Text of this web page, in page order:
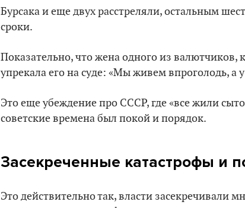
Бурсака и еще двух расстреляли, остальным
сроки.
Показательно, что жена одного из
упрекала его на суде: «Мы живем впроголодь, а
Это еще убеждение про СССР, где «все жили
советские времена был покой и порядок.
Засекреченные катастрофы и
Это действительно так, власти засекречивали